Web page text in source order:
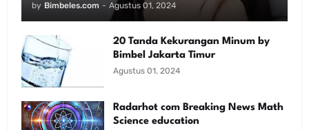
by Bimbeles.com - Agustus 01, 2024
20 Tanda Kekurangan Minum by
Bimbel Jakarta Timur
Agustus 01, 2024
Radarhot com Breaking News Math
Science education